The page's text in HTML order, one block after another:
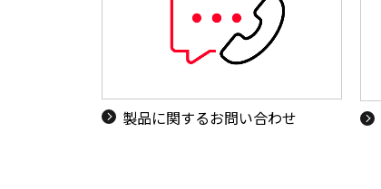
製品に関するお問い合わせ